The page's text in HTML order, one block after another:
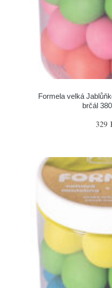
Formela velká
brčál
329